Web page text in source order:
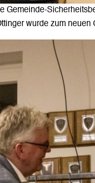
Gemeinde-
wurde zum